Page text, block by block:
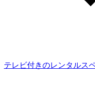
テレビ付きのレンタルス